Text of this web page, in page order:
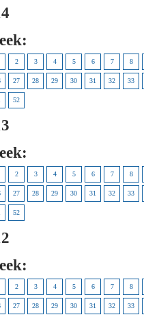
2 3 4 5 6 7 8
27 28 29 30 31 32 33
52
2 3 4 5 6 7 8
27 28 29 30 31 32 33
52
2 3 4 5 6 7 8
27 28 29 30 31 32 33